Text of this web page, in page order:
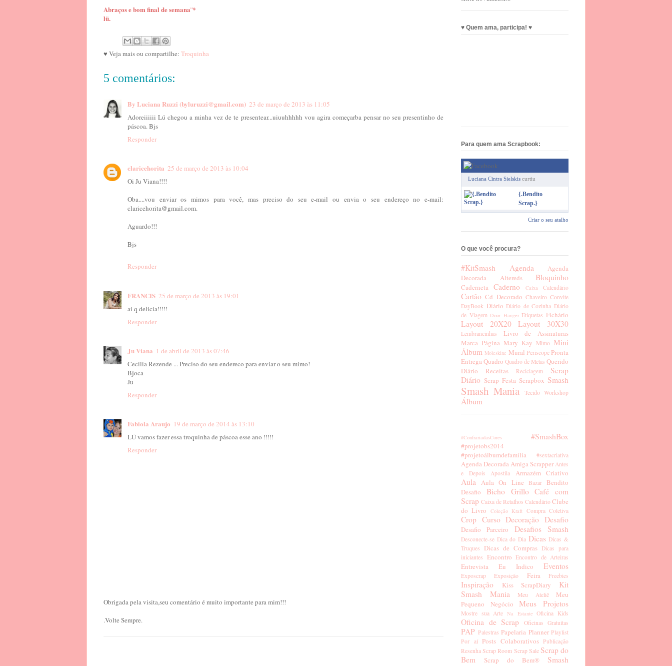
Abraços e bom final de semana¨*
lü.
♥ Veja mais ou compartilhe: Troquinha
5 comentários:
By Luciana Ruzzi (byluruzzi@gmail.com) 23 de março de 2013 às 11:05
Adoreiiiiii Lú chegou a minha vez de te presentear...uiuuhhhhh vou agira começarba pensar no seu presentinho de
páscoa. Bjs
Responder
claricehorita 25 de março de 2013 às 10:04
Oi Ju Viana!!!!
Oba....vou enviar os mimos para você, mas preciso do seu e-mail ou envia o seu endereço no e-mail:
claricehorita@gmail.com.
Aguardo!!!
Bjs
Responder
FRANCIS 25 de março de 2013 às 19:01
ai q delicia!!!!!
Responder
Ju Viana 1 de abril de 2013 às 07:46
Cecilia Rezende ... Preciso do seu endereco para enviar o seu mimo!
Bjoca
Ju
Responder
Fabiola Araujo 19 de março de 2014 às 13:10
LÚ vamos fazer essa troquinha de páscoa esse ano !!!!!
Responder
Obrigada pela visita,seu comentário é muito importante para mim!!!
.Volte Sempre.
♥ Quem ama, participa! ♥
Para quem ama Scrapbook:
Luciana Cintra Sielskis curtiu
{.Bendito
Scrap.}
Criar o seu atalho
O que você procura?
#KitSmash Agenda
Agenda
Decorada
Altereds Bloquinho
Caderneta Caderno Caixa Calendário
Cartão Cd Decorado Chaveiro Convite
DayBook Diário Diário de Cozinha Diário
de Viagem Door Hanger Etiquetas Fichário
Layout 20X20 Layout 30X30
Lembrancinhas
Livro de Assinaturas
Marca Página Mary Kay Mimo Mini
Álbum Moleskine Mural Periscope Pronta
EntregaQuadro Quadro de Metas Querido
Diário
Receitas Reciclagem
Scrap
Diário Scrap Festa Scrapbox Smash
Smash Mania Tecido Workshop
Álbum
#ConfrariadasCores #SmashBox
#projetobs2014
#projetoálbumdefamília
#sextacriativa
Agenda DecoradaAmiga Scrapper Antes
e Depois
Apostila Armazém Criativo
Aula Aula On Line Bazar
Bendito
Desafio
Bicho Grillo Café com
Scrap Caixa de Retalhos Calendário Clube
do Livro
Coleção Kraft Compra Coletiva
Crop Curso Decoração Desafio
Desafio Parceiro Desafios Smash
Desconecte-se Dica do Dia Dicas Dicas &
Truques
Dicas de Compras Dicas para
iniciantes Encontro Encontro de Arteiras
Entrevista Eu Indico Eventos
Exposcrap Exposição Feira Freebies
Inspiração Kiss ScrapDiary
Kit
Smash Mania
Meu Ateliê
Meu
Pequeno Negócio
Meus Projetos
Mostre sua Arte Na Estante Oficina Kids
Oficina de Scrap Oficinas Gratuitas
PAP Palestras Papelaria Planner Playlist
Por aí
Posts Colaborativos
Publicação
Resenha Scrap Room Scrap Sale Scrap do
Bem
Scrap do Bem® Smash